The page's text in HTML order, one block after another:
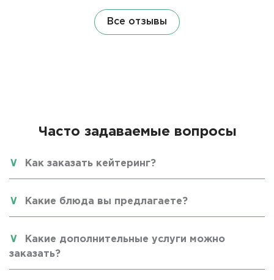
Все отзывы
Часто задаваемые вопросы
Как заказать кейтеринг?
Какие блюда вы предлагаете?
Какие дополнительные услуги можно
заказать?